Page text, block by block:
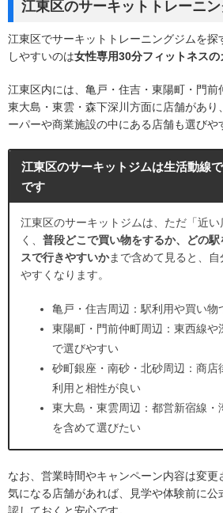
江東区のサーキットトレーニ
江東区でサーキットトレーニングジムを探
しやすいのは女性専用30分フィットネスの
江東区内には、亀戸・住吉・東陽町・門前
東大島・東雲・森下深川方面に店舗があり
ーパーや商業施設の中にある店舗も選びや
江東区のサーキットジムは生活動線
です
江東区のサーキットジムは、ただ「近
く、 普段どこで買い物をするか、どの
スで行きやすいかまで含めて見ると、
やすくなります。
亀戸・住吉周辺：駅利用や買い物
東陽町・門前仲町周辺：東西線や
で選びやすい
砂町銀座・南砂・北砂周辺：商店
利用と相性が良い
東大島・東雲周辺：都営新宿線・
を含めて選びたい
なお、営業時間やキャンペーン内容は変更
気になる店舗があれば、見学や体験前に
認しておくと安心です。